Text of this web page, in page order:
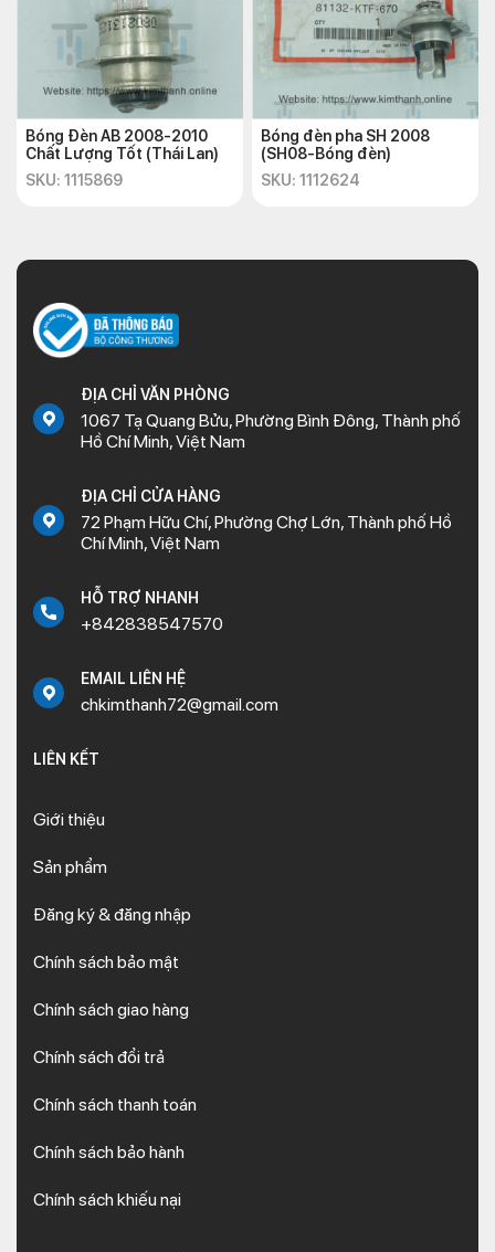
Bóng Đèn AB 2008-2010
Chất Lượng Tốt (Thái Lan)
SKU: 1115869
Bóng đèn pha SH 2008
(SH08-Bóng đèn)
SKU: 1112624
ĐỊA CHỈ VĂN PHÒNG
1067 Tạ Quang Bửu, Phường Bình Đông, Thành phố
Hồ Chí Minh, Việt Nam
ĐỊA CHỈ CỬA HÀNG
72 Phạm Hữu Chí, Phường Chợ Lớn, Thành phố Hồ
Chí Minh, Việt Nam
HỖ TRỢ NHANH
+842838547570
EMAIL LIÊN HỆ
chkimthanh72@gmail.com
LIÊN KẾT
Giới thiệu
Sản phẩm
Đăng ký & đăng nhập
Chính sách bảo mật
Chính sách giao hàng
Chính sách đổi trả
Chính sách thanh toán
Chính sách bảo hành
Chính sách khiếu nại